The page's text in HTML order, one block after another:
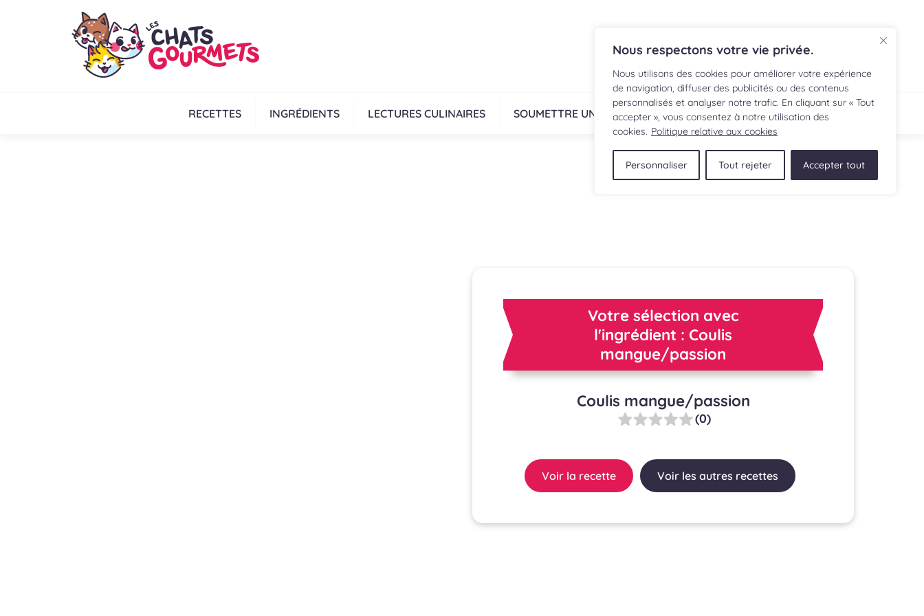
Nous respectons votre vie privée.
Nous utilisons des cookies pour améliorer votre expérience
de navigation, diffuser des publicités ou des contenus
personnalisés et analyser notre trafic. En cliquant sur « Tout
accepter », vous consentez à notre utilisation des
cookies. Politique relative aux cookies
Personnaliser Tout rejeter Accepter tout
RECETTES INGRÉDIENTS LECTURES CULINAIRES SOUMETTRE UNE RECETTE BOUTIQUE
Votre sélection avec
l'ingrédient : Coulis
mangue/passion
Coulis mangue/passion
(0)
Voir la recette Voir les autres recettes